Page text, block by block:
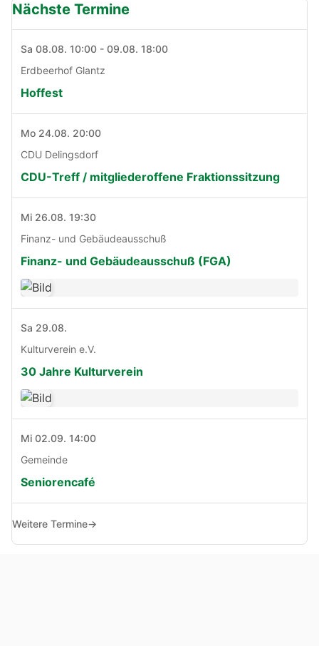
Nächste Termine
Sa 08.08. 10:00 - 09.08. 18:00
Erdbeerhof Glantz
Hoffest
Mo 24.08. 20:00
CDU Delingsdorf
CDU-Treff / mitgliederoffene Fraktionssitzung
Mi 26.08. 19:30
Finanz- und Gebäudeausschuß
Finanz- und Gebäudeausschuß (FGA)
Sa 29.08.
Kulturverein e.V.
30 Jahre Kulturverein
Mi 02.09. 14:00
Gemeinde
Seniorencafé
Weitere Termine→